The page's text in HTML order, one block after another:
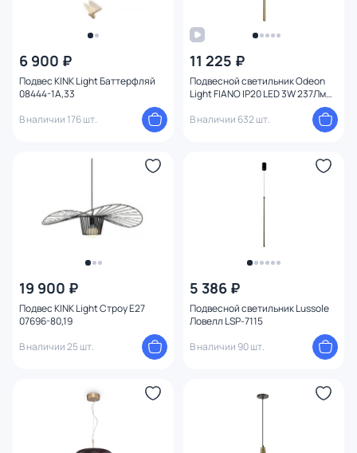
6 900 ₽
Подвес KINK Light Баттерфляй
08444-1A,33
В наличии 176 шт.
11 225 ₽
Подвесной светильник Odeon
Light FIANO IP20 LED 3W 237Лм
В наличии 632 шт.
19 900 ₽
Подвес KINK Light Строу E27
07696-80,19
В наличии 25 шт.
5 386 ₽
Подвесной светильник Lussole
Ловелл LSP-7115
В наличии 90 шт.